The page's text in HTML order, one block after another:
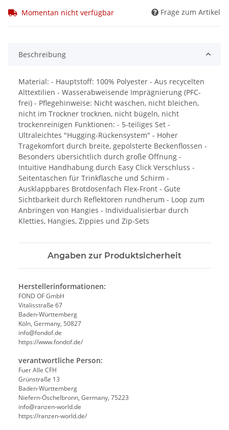
Momentan nicht verfügbar Frage zum Artikel
Beschreibung
Material: - Hauptstoff: 100% Polyester - Aus recycelten
Alttextilien - Wasserabweisende Imprägnierung (PFC-
frei) - Pflegehinweise: Nicht waschen, nicht bleichen,
nicht im Trockner trocknen, nicht bügeln, nicht
trockenreinigen Funktionen: - 5-teiliges Set -
Ultraleichtes "Hugging-Rückensystem" - Hoher
Tragekomfort durch breite, gepolsterte Beckenflossen -
Besonders übersichtlich durch große Öffnung -
Intuitive Handhabung durch Easy Click Verschluss -
Seitentaschen für Trinkflasche und Schirm -
Ausklappbares Brotdosenfach Flex-Front - Gute
Sichtbarkeit durch Reflektoren rundherum - Loop zum
Anbringen von Hangies - Individualisierbar durch
Kletties, Hangies, Zippies und Zip-Sets
Angaben zur Produktsicherheit
Herstellerinformationen:
FOND OF GmbH
Vitalisstraße 67
Baden-Württemberg
Köln, Germany, 50827
info@fondof.de
https://www.fondof.de/
verantwortliche Person:
Fuer Alle CFH
Grünstraße 13
Baden-Württemberg
Niefern-Öschelbronn, Germany, 75223
info@ranzen-world.de
https://ranzen-world.de/